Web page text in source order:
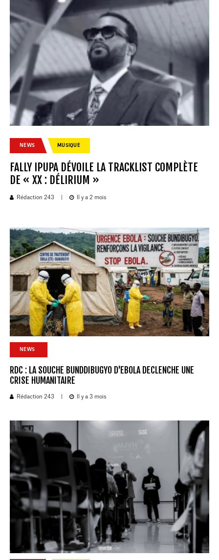
NEWS MUSIQUE
FALLY IPUPA DÉVOILE LA TRACKLIST COMPLÈTE
DE « XX : DÉLIRIUM »
Rédaction 243 Il y a 2 mois
NEWS
RDC : LA SOUCHE BUNDDIBUGYO D'EBOLA DECLENCHE UNE
CRISE HUMANITAIRE
Rédaction 243 Il y a 3 mois